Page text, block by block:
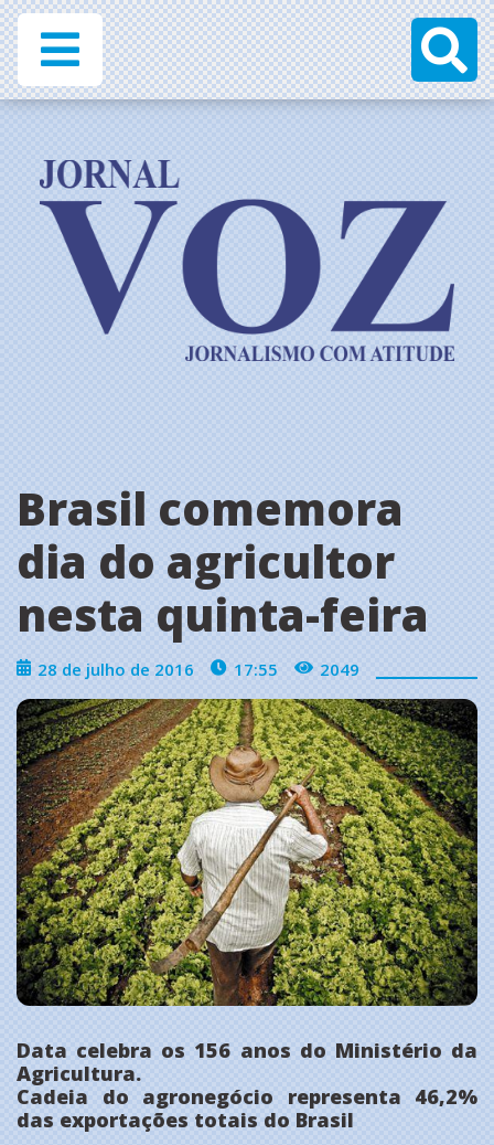
Brasil comemora
dia do agricultor
nesta quinta-feira
28 de julho de 2016 17:55 2049
Data celebra os 156 anos do Ministério da
Agricultura.
Cadeia do agronegócio representa 46,2%
das exportações totais do Brasil